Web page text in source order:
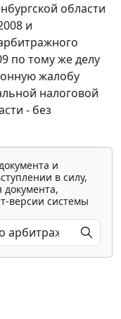
области
и
по тому же делу
жалобу
налоговой
- без
и
в силу,
версии системы